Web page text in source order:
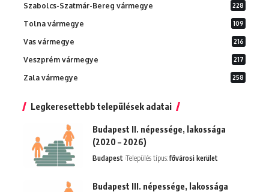
Szabolcs-Szatmár-Bereg vármegye 228
Tolna vármegye 109
Vas vármegye 216
Veszprém vármegye 217
Zala vármegye 258
Legkeresettebb települések adatai
Budapest II. népessége, lakossága
(2020 – 2026)
Budapest Település típus:fővárosi kerület
Budapest III. népessége, lakossága